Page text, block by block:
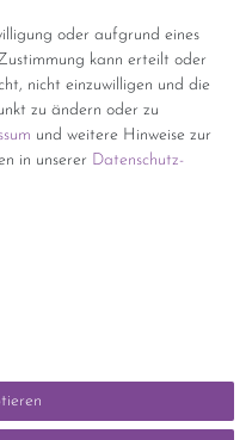
oder aufgrund eines
kann erteilt oder
nicht einzuwilligen und die
zu ändern oder zu
und weitere Hinweise zur
in unserer Daten­schutz­
(innerhalb
Gerne kaufen wir dieses an.
unterliegt gem. § 25a
ein Ausweis der
erfolgt nicht.)
Kontakt